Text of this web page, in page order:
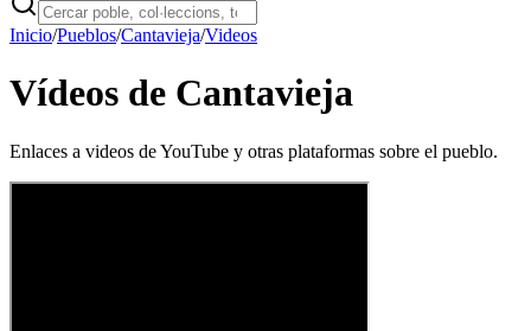
Inicio/Pueblos/Cantavieja/Videos
Vídeos de Cantavieja
Enlaces a videos de YouTube y otras plataformas sobre el pueblo.